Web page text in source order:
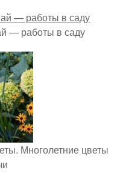
— работы в саду
Многолетние цветы